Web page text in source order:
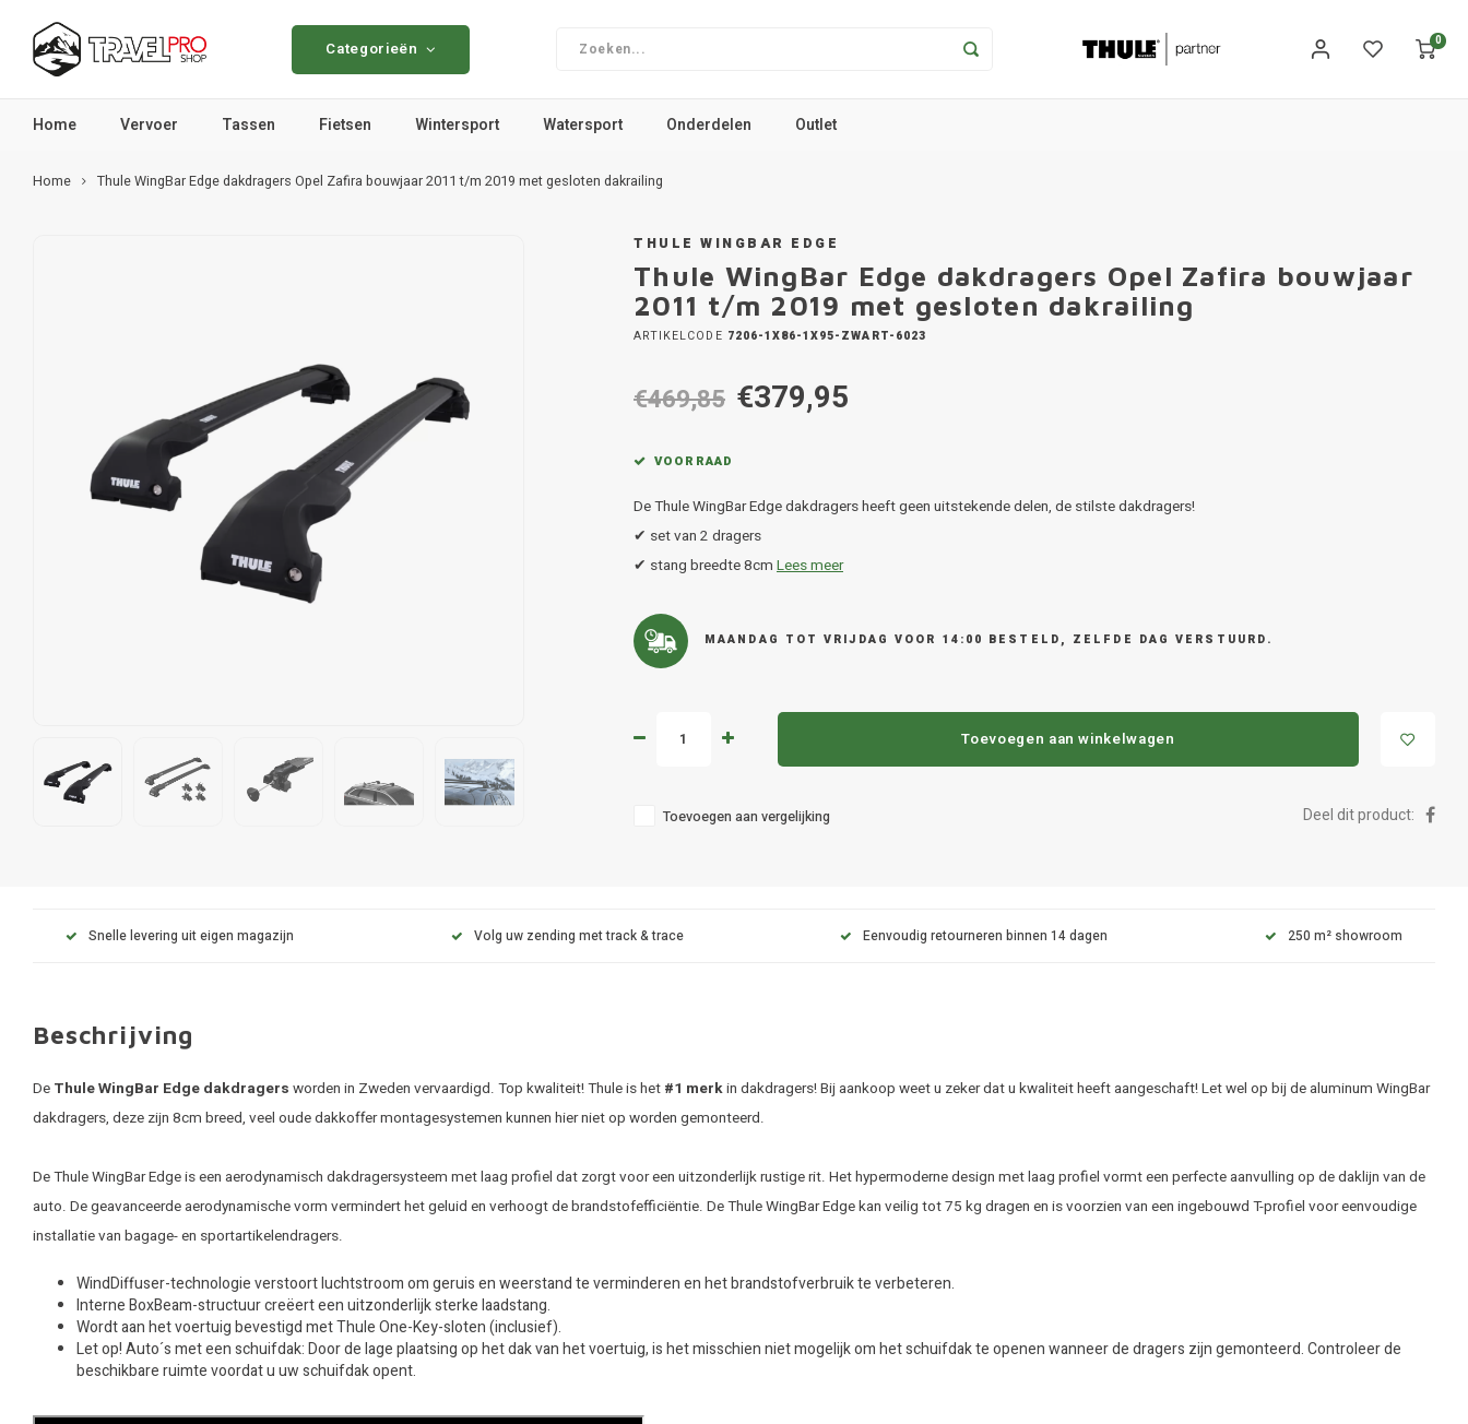
Categorieën 0
Home Vervoer Tassen Fietsen Wintersport Watersport Onderdelen Outlet
Home Thule WingBar Edge dakdragers Opel Zafira bouwjaar 2011 t/m 2019 met gesloten dakrailing
THULE WINGBAR EDGE
Thule WingBar Edge dakdragers Opel Zafira bouwjaar
2011 t/m 2019 met gesloten dakrailing
ARTIKELCODE 7206-1X86-1X95-ZWART-6023
€469,85 €379,95
VOORRAAD
De Thule WingBar Edge dakdragers heeft geen uitstekende delen, de stilste dakdragers!
✔ set van 2 dragers
✔ stang breedte 8cm Lees meer
MAANDAG TOT VRIJDAG VOOR 14:00 BESTELD, ZELFDE DAG VERSTUURD.
Toevoegen aan winkelwagen
Toevoegen aan vergelijking Deel dit product:
Snelle levering uit eigen magazijn Volg uw zending met track & trace Eenvoudig retourneren binnen 14 dagen 250 m² showroom
Beschrijving
De Thule WingBar Edge dakdragers worden in Zweden vervaardigd. Top kwaliteit! Thule is het #1 merkin dakdragers! Bij aankoop weet u zeker dat u kwaliteit heeft aangeschaft! Let wel op bij de aluminum WingBar
dakdragers, deze zijn 8cm breed, veel oude dakkoffer montagesystemen kunnen hier niet op worden gemonteerd.
De Thule WingBar Edge is een aerodynamisch dakdragersysteem met laag profiel dat zorgt voor een uitzonderlijk rustige rit. Het hypermoderne design met laag profiel vormt een perfecte aanvulling op de daklijn van de
auto. De geavanceerde aerodynamische vorm vermindert het geluid en verhoogt de brandstofefficiëntie. De Thule WingBar Edge kan veilig tot 75 kg dragen en is voorzien van een ingebouwd T-profiel voor eenvoudige
installatie van bagage- en sportartikelendragers.
WindDiffuser-technologie verstoort luchtstroom om geruis en weerstand te verminderen en het brandstofverbruik te verbeteren.
Interne BoxBeam-structuur creëert een uitzonderlijk sterke laadstang.
Wordt aan het voertuig bevestigd met Thule One-Key-sloten (inclusief).
Let op! Auto´s met een schuifdak: Door de lage plaatsing op het dak van het voertuig, is het misschien niet mogelijk om het schuifdak te openen wanneer de dragers zijn gemonteerd. Controleer de
beschikbare ruimte voordat u uw schuifdak opent.